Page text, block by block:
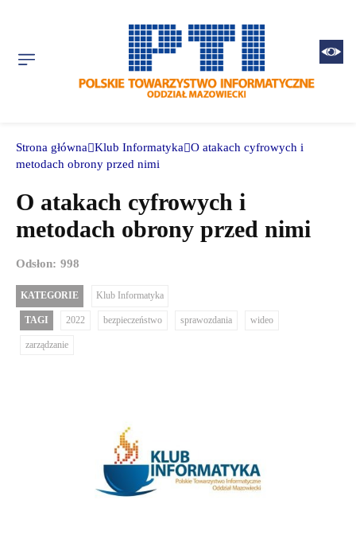
Strona główna Klub Informatyka
O atakach cyfrowych i
metodach obrony przed nimi
O atakach cyfrowych i
metodach obrony przed nimi
Odsłon: 998
KATEGORIE Klub Informatyka
TAGI 2022 bezpieczeństwo sprawozdania wideo
zarządzanie